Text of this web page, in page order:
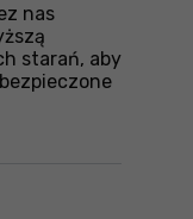
nas
starań, aby